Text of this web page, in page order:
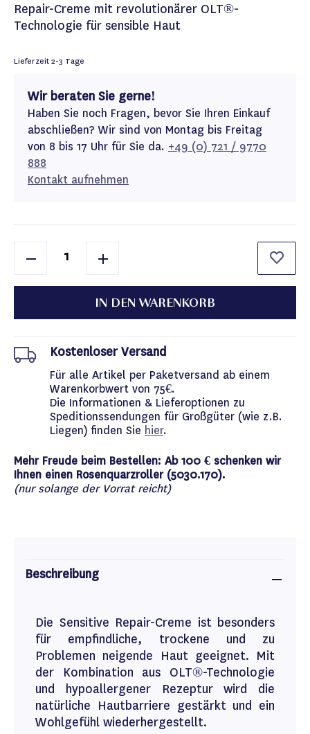
Repair-Creme mit revolutionärer OLT®-
Technologie für sensible Haut
Lieferzeit2-3 Tage
Wir beraten Sie gerne!
Haben Sie noch Fragen, bevor Sie Ihren Einkauf
abschließen? Wir sind von Montag bis Freitag
von 8 bis 17 Uhr für Sie da. +49 (0) 721 / 9770
888
Kontakt aufnehmen
IN DEN WARENKORB
Kostenloser Versand
Für alle Artikel per Paketversand ab einem
Warenkorbwert von 75€.
Die Informationen & Lieferoptionen zu
Speditionssendungen für Großgüter (wie z.B.
Liegen) finden Sie hier.
Mehr Freude beim Bestellen: Ab 100 € schenken wir
Ihnen einen Rosenquarzroller (5030.170).
(nur solange der Vorrat reicht)
Beschreibung
Die Sensitive Repair-Creme ist besonders
für empfindliche, trockene und zu
Problemen neigende Haut geeignet. Mit
der Kombination aus OLT®-Technologie
und hypoallergener Rezeptur wird die
natürliche Hautbarriere gestärkt und ein
Wohlgefühl wiederhergestellt.